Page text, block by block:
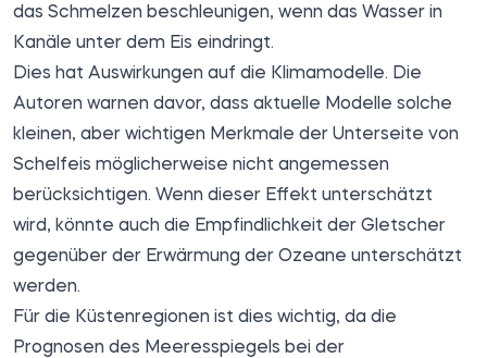
das Schmelzen beschleunigen, wenn das Wasser in
Kanäle unter dem Eis eindringt.
Dies hat Auswirkungen auf die Klimamodelle. Die
Autoren warnen davor, dass aktuelle Modelle solche
kleinen, aber wichtigen Merkmale der Unterseite von
Schelfeis möglicherweise nicht angemessen
berücksichtigen. Wenn dieser Effekt unterschätzt
wird, könnte auch die Empfindlichkeit der Gletscher
gegenüber der Erwärmung der Ozeane unterschätzt
werden.
Für die Küstenregionen ist dies wichtig, da die
Prognosen des Meeresspiegels bei der